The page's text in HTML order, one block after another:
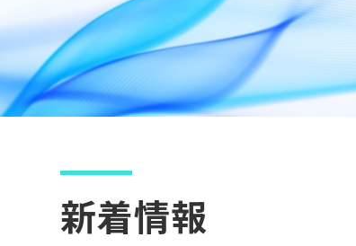
新着情報